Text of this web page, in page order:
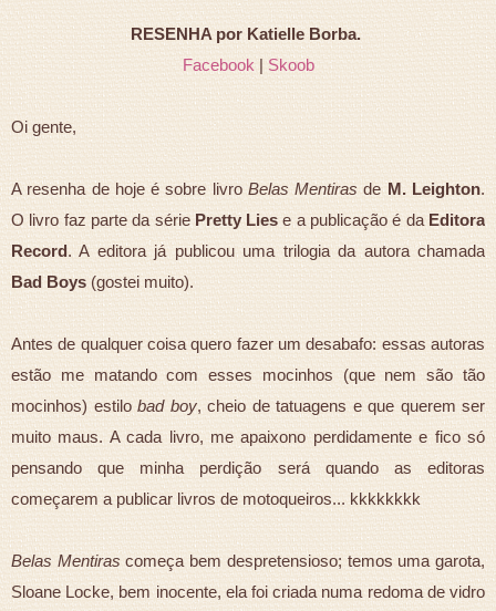
RESENHA por Katielle Borba.
Facebook |Skoob
Oi gente,
A resenha de hoje é sobre livroBelas MentirasdeM. Leighton.
O livro faz parte da sériePretty Liese a publicação é daEditora
Record. A editora já publicou uma trilogia da autora chamada
Bad Boys (gostei muito).
Antes de qualquer coisa quero fazer um desabafo: essas autoras
estão me matando com esses mocinhos (que nem são tão
mocinhos) estilobad boy, cheio de tatuagens e que querem ser
muito maus. A cada livro, me apaixono perdidamente e fico só
pensando que minha perdição será quando as editoras
começarem a publicar livros de motoqueiros... kkkkkkkk
Belas Mentiras começa bem despretensioso; temos uma garota,
Sloane Locke, bem inocente, ela foi criada numa redoma de vidro